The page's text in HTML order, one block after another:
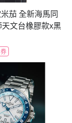
茄 全新海馬同
文台橡膠款x黑
券